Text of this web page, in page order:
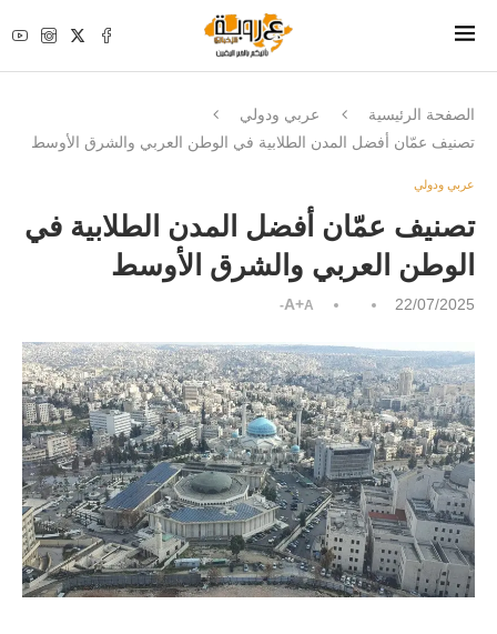
الصفحة الرئيسية
عربي ودولي
تصنيف عمّان أفضل المدن الطلابية في الوطن العربي والشرق الأوسط
عربي ودولي
تصنيف عمّان أفضل المدن الطلابية في
الوطن العربي والشرق الأوسط
22/07/2025
A+A-